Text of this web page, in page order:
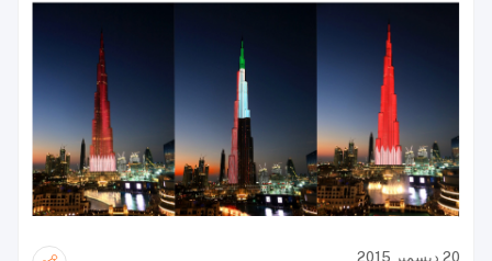
20 ديسمبر 2015